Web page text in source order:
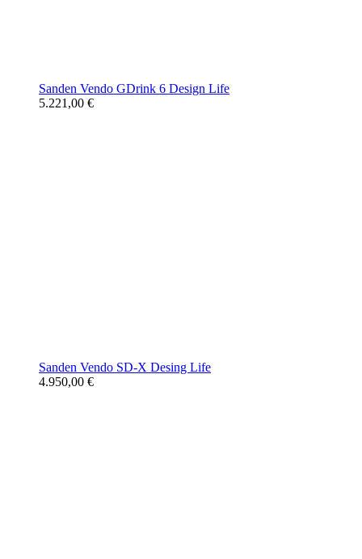
Sanden Vendo GDrink 6 Design Life
5.221,00 €
Sanden Vendo SD-X Desing Life
4.950,00 €